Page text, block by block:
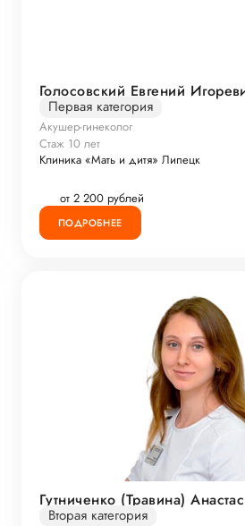
Голосовский Евгений
Первая категория
Акушер-гинеколог
Стаж 10 лет
Клиника «Мать и дитя» Липецк
от 2 200 рублей
ПОДРОБНЕЕ
Гутниченко (Травина)
Вторая категория